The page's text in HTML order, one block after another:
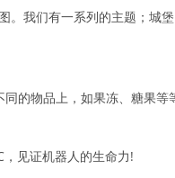
我们有一系列的主题；城堡
的物品上，如果冻、糖果等
见证机器人的生命力!